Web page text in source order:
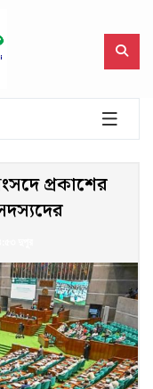
প্রকাশের